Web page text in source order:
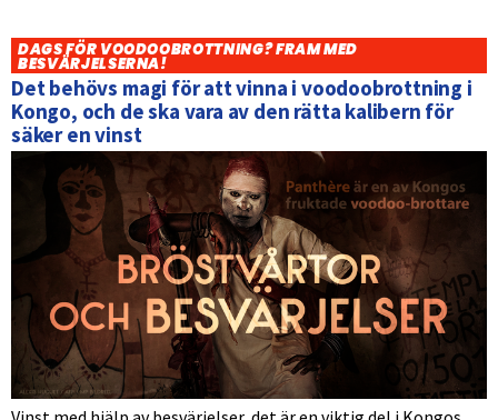
DAGS FÖR VOODOOBROTTNING? FRAM MED
BESVÄRJELSERNA!
Det behövs magi för att vinna i voodoobrottning i
Kongo, och de ska vara av den rätta kalibern för
säker en vinst